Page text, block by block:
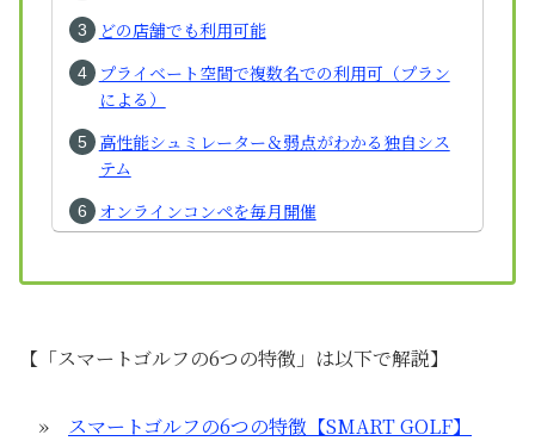
どの店舗でも利用可能
プライベート空間で複数名での利用可（プラン
による）
高性能シュミレーター＆弱点がわかる独自シス
テム
オンラインコンペを毎月開催
【「スマートゴルフの6つの特徴」は以下で解説】
» スマートゴルフの6つの特徴【SMART GOLF】